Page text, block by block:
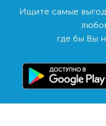
Ищите самые
где бы Вы